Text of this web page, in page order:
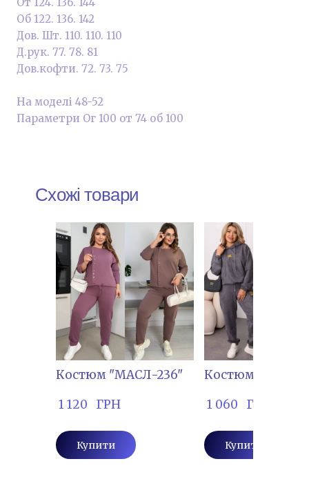
Об 122. 136. 142
Дов. Шт. 110. 110. 110
Д.рук. 77. 78. 81
Дов.кофти. 72. 73. 75
На моделі 48-52
Параметри Ог 100 от 74 об 100
Схожі товари
Костюм "МАСЛ-236"
1 120   ГРН
Купити
Костюм "ЛЕЛ-
1 060   ГРН
Купити